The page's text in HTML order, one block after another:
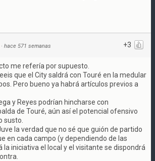
+3
· hace 571 semanas
me refería por supuesto.
que el City saldrá con Touré en la medular
Pero bueno ya habrá artículos previos a
y Reyes podrían hincharse con
de Touré, aún así el potencial ofensivo
susto.
la verdad que no sé que guión de partido
en cada campo (y dependiendo de las
la iniciativa el local y el visitante se dispondrá